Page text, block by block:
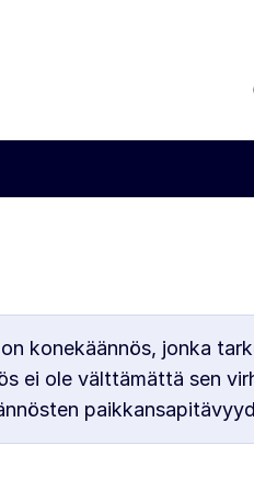
konekäännös, jonka
ei ole välttämättä sen